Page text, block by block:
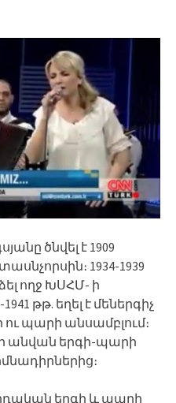
ծնվել է 1909
1934-1939
ողջ ԽՍՀՄ- ի
թթ. եղել է մեներգիչ
ու պարի անսամբլում։
անվան երգի-պարի
երգի և պարի